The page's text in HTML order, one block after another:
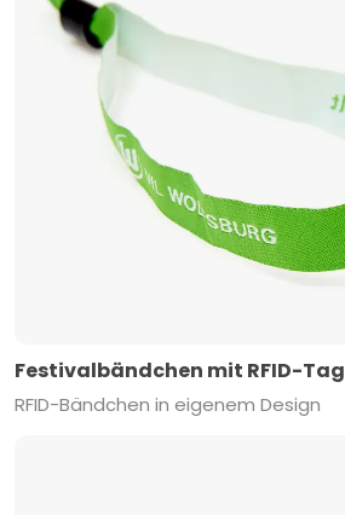
Festivalbändchen mit RFID-Tag
RFID-Bändchen in eigenem Design